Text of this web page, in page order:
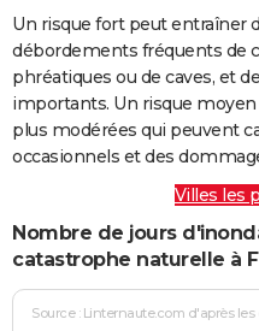
Un risque fort peut entraîner
débordements fréquents de
phréatiques ou de caves, et
importants. Un risque
plus modérées qui peuvent
occasionnels et des
Villes les
Nombre de jours
catastrophe naturelle à
Source : Linternaute.com d'après